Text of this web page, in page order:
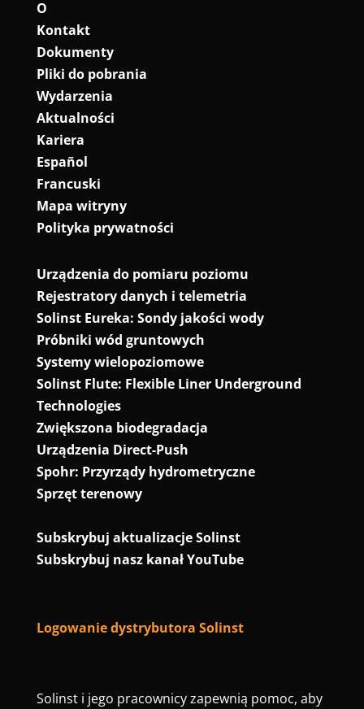
O
Kontakt
Dokumenty
Pliki do pobrania
Wydarzenia
Aktualności
Kariera
Español
Francuski
Mapa witryny
Polityka prywatności
Urządzenia do pomiaru poziomu
Rejestratory danych i telemetria
Solinst Eureka: Sondy jakości wody
Próbniki wód gruntowych
Systemy wielopoziomowe
Solinst Flute: Flexible Liner Underground
Technologies
Zwiększona biodegradacja
Urządzenia Direct-Push
Spohr: Przyrządy hydrometryczne
Sprzęt terenowy
Subskrybuj aktualizacje Solinst
Subskrybuj nasz kanał YouTube
Logowanie dystrybutora Solinst
Solinst i jego pracownicy zapewnią pomoc, aby